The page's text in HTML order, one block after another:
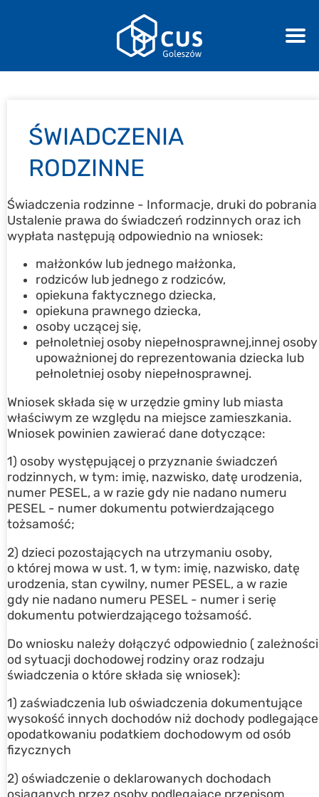
ŚWIADCZENIA
RODZINNE
Świadczenia rodzinne - Informacje, druki do pobrania
Ustalenie prawa do świadczeń rodzinnych oraz ich
wypłata następują odpowiednio na wniosek:
małżonków lub jednego małżonka,
rodziców lub jednego z rodziców,
opiekuna faktycznego dziecka,
opiekuna prawnego dziecka,
osoby uczącej się,
pełnoletniej osoby niepełnosprawnej,innej osoby
upoważnionej do reprezentowania dziecka lub
pełnoletniej osoby niepełnosprawnej.
Wniosek składa się w urzędzie gminy lub miasta
właściwym ze względu na miejsce zamieszkania.
Wniosek powinien zawierać dane dotyczące:
1) osoby występującej o przyznanie świadczeń
rodzinnych, w tym: imię, nazwisko, datę urodzenia,
numer PESEL, a w razie gdy nie nadano numeru
PESEL - numer dokumentu potwierdzającego
tożsamość;
2) dzieci pozostających na utrzymaniu osoby,
o której mowa w ust. 1, w tym: imię, nazwisko, datę
urodzenia, stan cywilny, numer PESEL, a w razie
gdy nie nadano numeru PESEL - numer i serię
dokumentu potwierdzającego tożsamość.
Do wniosku należy dołączyć odpowiednio ( zależności
od sytuacji dochodowej rodziny oraz rodzaju
świadczenia o które składa się wniosek):
1) zaświadczenia lub oświadczenia dokumentujące
wysokość innych dochodów niż dochody podlegające
opodatkowaniu podatkiem dochodowym od osób
fizycznych
2) oświadczenie o deklarowanych dochodach
osiąganych przez osoby podlegające przepisom